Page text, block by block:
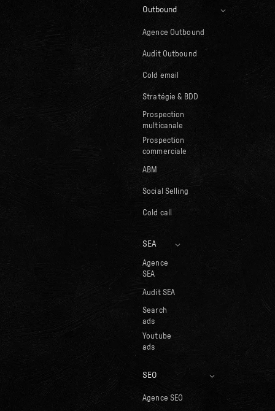
Outbound
Agence Outbound
Audit Outbound
Cold email
Stratégie & BDD
Prospection
multicanale
Prospection
commerciale
ABM
Social Selling
Cold call
SEA
Agence
SEA
Audit SEA
Search
ads
Youtube
ads
SEO
Agence SEO